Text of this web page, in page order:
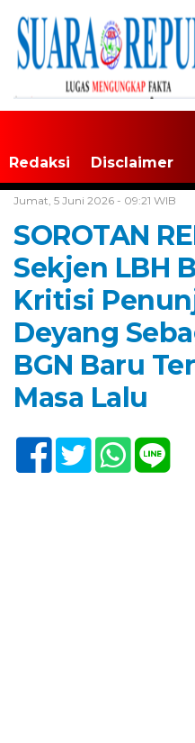
Redaksi Disclaimer
Jumat, 5 Juni 2026 - 09:21 WIB
SOROTAN
Sekjen LBH
Kritisi
Deyang
BGN Baru
Masa Lalu